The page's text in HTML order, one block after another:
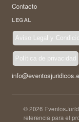
Contacto
LEGAL
Aviso Legal y
Política de privacidad
© 2026
referencia para el